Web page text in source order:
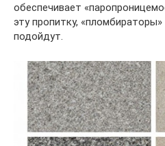
обеспечивает
эту пропитку,
подойдут.